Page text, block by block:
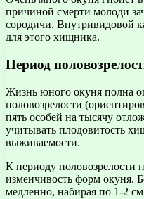
причиной смерти молоди
сородичи. Внутривидовой
для этого хищника.
Период
Жизнь юного окуня полна
половозрелости
пять особей на тысячу
учитывать плодовитость
выживаемости.
К периоду половозрелости
изменчивость форм окуня.
медленно, набирая по 1-2